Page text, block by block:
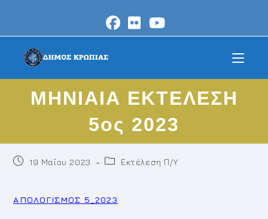
content
ΜΗΝΙΑΙΑ ΕΚΤΕΛΕΣΗ
5ος 2023
Post19 Μαΐου 2023
PostΕκτέλεση Π/Υ
ΑΠΟΛΟΓΙΣΜΟΣ 5_2023